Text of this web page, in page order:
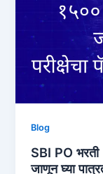
Blog
SBI PO भरती
जाणून घ्या